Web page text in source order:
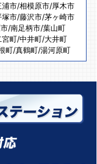
浦市/相模原市/厚木市
塚市/藤沢市/茅ヶ崎市
/南足柄市/葉山町
宮町/中井町/大井町
町/真鶴町/湯河原町